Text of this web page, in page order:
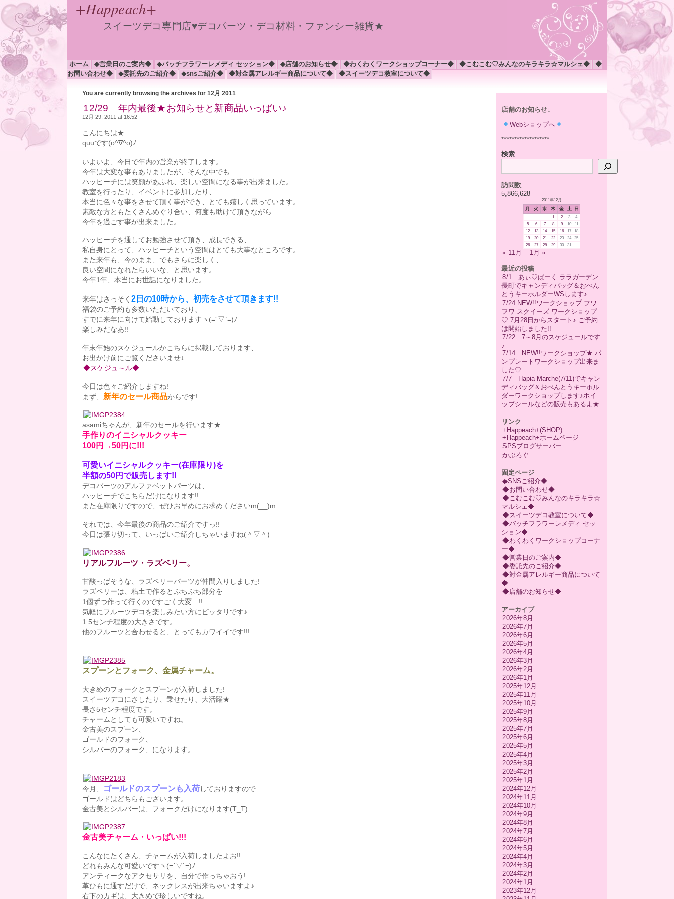
+Happeach+
スイーツデコ専門店♥デコパーツ・デコ材料・ファンシー雑貨★
ホーム ◆営業日のご案内◆ ◆バッチフラワーレメディ セッション◆ ◆店舗のお知らせ◆ ◆わくわくワークショップコーナー◆ ◆こむこむ♡みんなのキラキラ☆マルシェ◆
◆
お問い合わせ◆
◆委託先のご紹介◆ ◆snsご紹介◆ ◆対金属アレルギー商品について◆ ◆スイーツデコ教室について◆
店舗のお知らせ↓
Webショップへ
*******************
検索
訪問数
5,866,628
2011年12月
月 火 水 木 金 土 日
1 2 3
4
5
6 7 8 9 10
11
12
13 14 15 16 17
18
19
20 21 22 23 24
25
26
27 28 29 30 31
« 11月 1月 »
最近の投稿
8/1 あぃ♡ぱーく ララガーデン
長町でキャンディバッグ＆おべん
とうキーホルダーWSします♪
7/24 NEW!!ワークショップ フワ
フワ スクイーズ ワークショップ
♡ 7月28日からスタート♪ ご予約
は開始しました!!
7/22 7～8月のスケジュールです
♪
7/14 NEW!!ワークショップ★ パ
ンプレートワークショップ出来ま
した♡
7/7 Hapia Marche(7/11)でキャン
ディバッグ＆おべんとうキーホル
ダーワークショップします♪ホイ
ップシールなどの販売もあるよ★
リンク
+Happeach+(SHOP)
+Happeach+ホームページ
SPSブログサーバー
かぶろぐ
固定ページ
◆SNSご紹介◆
◆お問い合わせ◆
◆こむこむ♡みんなのキラキラ☆
マルシェ◆
◆スイーツデコ教室について◆
◆バッチフラワーレメディ セッ
ション◆
◆わくわくワークショップコーナ
ー◆
◆営業日のご案内◆
◆委託先のご紹介◆
◆対金属アレルギー商品について
◆
◆店舗のお知らせ◆
アーカイブ
2026年8月
2026年7月
2026年6月
2026年5月
2026年4月
2026年3月
2026年2月
2026年1月
2025年12月
2025年11月
2025年10月
2025年9月
2025年8月
2025年7月
2025年6月
2025年5月
2025年4月
2025年3月
2025年2月
2025年1月
2024年12月
2024年11月
2024年10月
2024年9月
2024年8月
2024年7月
2024年6月
2024年5月
2024年4月
2024年3月
2024年2月
2024年1月
2023年12月
You are currently browsing the archives for 12月 2011
12/29 年内最後★お知らせと新商品いっぱい♪
12月 29, 2011 at 16:52
こんにちは★
quuです(o^∇^o)ﾉ
いよいよ、今日で年内の営業が終了します。
今年は大変な事もありましたが、そんな中でも
ハッピーチには笑顔があふれ、楽しい空間になる事が出来ました。
教室を行ったり、イベントに参加したり、
本当に色々な事をさせて頂く事ができ、とても嬉しく思っています。
素敵な方ともたくさんめぐり合い、何度も助けて頂きながら
今年を過ごす事が出来ました。
ハッピーチを通してお勉強させて頂き、成長できる、
私自身にとって、ハッピーチという空間はとても大事なところです。
また来年も、今のまま、でもさらに楽しく、
良い空間になれたらいいな、と思います。
今年1年、本当にお世話になりました。
来年はさっそく2日の10時から、初売をさせて頂きます!!
福袋のご予約も多数いただいており、
すでに来年に向けて始動しておりますヽ(=´▽`=)ﾉ
楽しみだなあ!!
年末年始のスケジュールかこちらに掲載しております、
お出かけ前にご覧くださいませ↓
◆スケジュ～ル◆
今日は色々ご紹介しますね!
まず、 新年のセール商品からです!
asamiちゃんが、新年のセールを行います★
手作りのイニシャルクッキー
100円→50円に!!!
可愛いイニシャルクッキー(在庫限り)を
半額の50円で販売します!!
デコパーツのアルファベットパーツは、
ハッピーチでこちらだけになります!!
また在庫限りですので、ぜひお早めにお求めくださいm(__)m
それでは、今年最後の商品のご紹介ですっ!!
今日は張り切って、いっぱいご紹介しちゃいますね(＾▽＾)
リアルフルーツ・ラズベリー。
甘酸っぱそうな、ラズベリーパーツが仲間入りしました!
ラズベリーは、粘土で作るとぷちぷち部分を
1個ずつ作って行くのですごく大変…!!
気軽にフルーツデコを楽しみたい方にピッタリです♪
1.5センチ程度の大きさです。
他のフルーツと合わせると、とってもカワイイです!!!
スプーンとフォーク、金属チャーム。
大きめのフォークとスプーンが入荷しました!
スイーツデコにさしたり、乗せたり、大活躍★
長さ5センチ程度です。
チャームとしても可愛いですね。
金古美のスプーン、
ゴールドのフォーク、
シルバーのフォーク、になります。
今月、 ゴールドのスプーンも入荷 しておりますので
ゴールドはどちらもございます。
金古美とシルバーは、フォークだけになります(T_T)
金古美チャーム・いっぱい!!!
こんなにたくさん、チャームが入荷しましたよお!!
どれもみんな可愛いですヽ(=´▽`=)ﾉ
アンティークなアクセサリを、自分で作っちゃおう!
革ひもに通すだけで、ネックレスが出来ちゃいますよ♪
右下のカギは、大きめで珍しいですね。